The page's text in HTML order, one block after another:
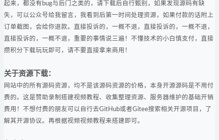
起来，都没有bug与后门之类的，请下载后自行甄别，如果发现源码有缺
失，可以公众号给我留言，我看到后第一时间处理资源，如果付款的话附上
订单截图，会给你退款。直接投诉的，一概不退，直接投诉的，一概不退，
直接投诉的，一概不退，重要的事情说三遍！不懂技术的小白慎支付，直接
攒积分下载玩玩即可，请不要直接拿来商用！
关于资源下载：
网站中的所有源码资源，均不是该源码资源的价格，本身开源源码是不用付
费的。这是赞助录制搭建视频教程、收集整理资源、服务器维护的基础开销
费用！不想付费的朋友可以自行去GitHub或者Gitee搜索相关开源项目，了
解其开源协议。再根据视频视频教程来搭建即可。